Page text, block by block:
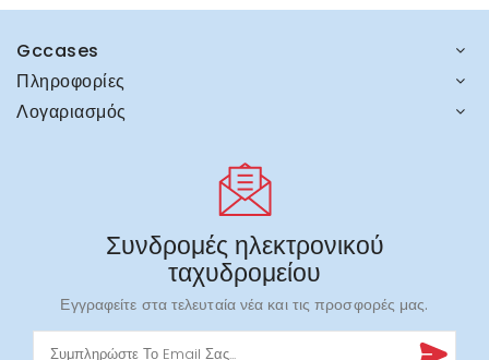
Gccases
Πληροφορίες
Λογαριασμός
Συνδρομές ηλεκτρονικού
ταχυδρομείου
Εγγραφείτε στα τελευταία νέα και τις προσφορές μας.